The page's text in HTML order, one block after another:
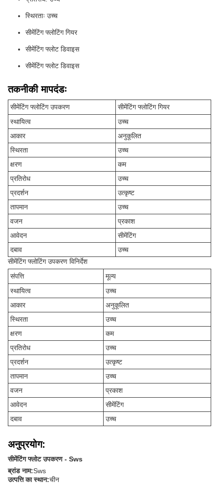
स्थिरताः उच्च
सीमेंटिंग फ्लोटिंग गियर
सीमेंटिंग फ्लोट डिवाइस
सीमेंटिंग फ्लोट डिवाइस
तकनीकी मापदंडः
सीमेंटिंग फ्लोटिंग उपकरण
सीमेंटिंग फ्लोटिंग गियर
स्थायित्व
उच्च
आकार
अनुकूलित
स्थिरता
उच्च
क्षरण
कम
प्रतिरोध
उच्च
प्रदर्शन
उत्कृष्ट
तापमान
उच्च
वजन
प्रकाश
आवेदन
सीमेंटिंग
दबाव
उच्च
सीमेंटिंग फ्लोटिंग उपकरण विनिर्देश
संपत्ति
मूल्य
स्थायित्व
उच्च
आकार
अनुकूलित
स्थिरता
उच्च
क्षरण
कम
प्रतिरोध
उच्च
प्रदर्शन
उत्कृष्ट
तापमान
उच्च
वजन
प्रकाश
आवेदन
सीमेंटिंग
दबाव
उच्च
अनुप्रयोग:
सीमेंटिंग फ्लोट उपकरण - Sws
ब्रांड नाम:Sws
उत्पत्ति का स्थान:चीन